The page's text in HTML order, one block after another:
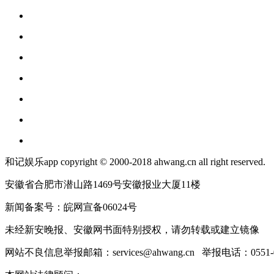
和记娱乐app copyright © 2000-2018 ahwang.cn all right reserved.
安徽省合肥市潜山路1469号安徽报业大厦11楼
新闻备案号：皖网宣备06024号
未经新安晚报、安徽网书面特别授权，请勿转载或建立镜像
网站不良信息举报邮箱： services@ahwang.cn 举报电话：0551-